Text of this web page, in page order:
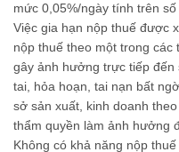
mức 0,05%/ngày tính trên
Việc gia hạn nộp thuế được
nộp thuế theo một trong các
gây ảnh hưởng trực tiếp đến
tai, hỏa hoạn, tai nạn bất
sở sản xuất, kinh doanh
thẩm quyền làm ảnh hưởng
Không có khả năng nộp